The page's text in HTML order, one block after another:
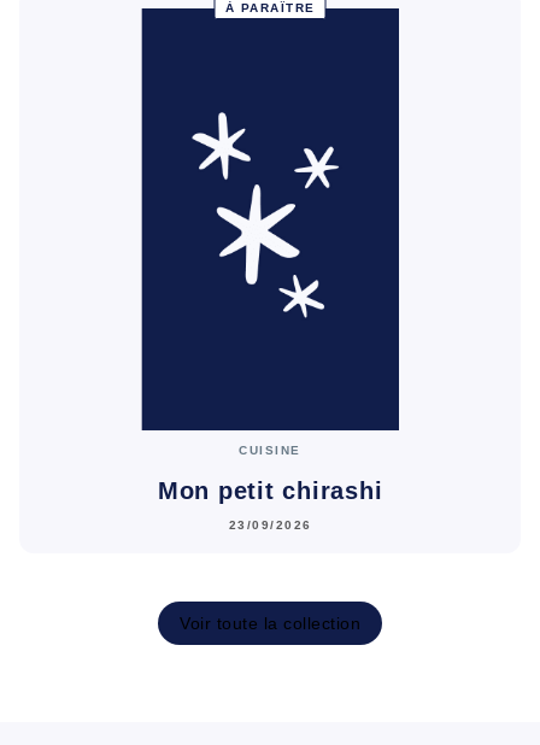
À PARAÎTRE
CUISINE
Mon petit chirashi
23/09/2026
Voir toute la collection